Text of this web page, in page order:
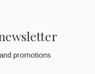
promotions